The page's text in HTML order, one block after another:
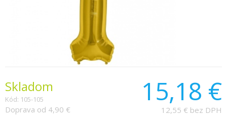
15,18 €
12,55 € bez DPH
Skladom
Kód: 105-105
Doprava od 4,90 €